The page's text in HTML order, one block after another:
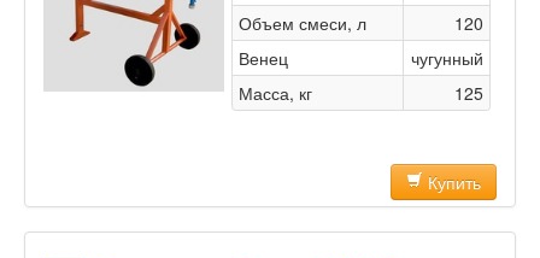
Объем смеси, л
120
Венец
чугунный
Масса, кг
125
Купить